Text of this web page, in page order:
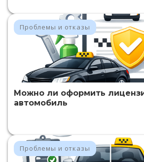
Проблемы и отказы
Можно ли оформить
автомобиль
Проблемы и отказы